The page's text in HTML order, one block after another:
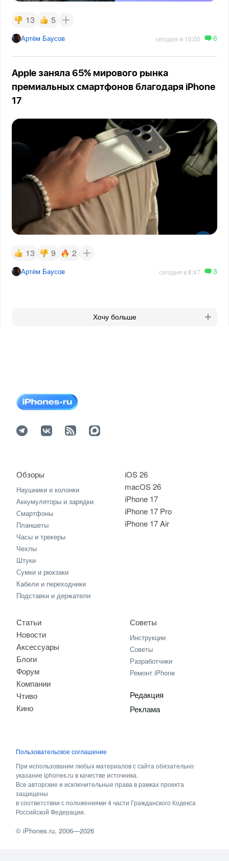
13 5
Артём Баусов сегодня в 10:00 6
Apple заняла 65% мирового рынка
премиальных смартфонов благодаря iPhone
17
13 9 2
Артём Баусов сегодня в 8:47 3
Хочу больше
iOS 26
macOS 26
iPhone 17
iPhone 17 Pro
iPhone 17 Air
Обзоры
Наушники и колонки
Аккумуляторы и зарядки
Смартфоны
Планшеты
Часы и трекеры
Чехлы
Штуки
Сумки и рюкзаки
Кабели и переходники
Подставки и держатели
Статьи
Новости
Аксессуары
Блоги
Форум
Компании
Чтиво
Кино
Советы
Инструкции
Советы
Разработчики
Ремонт iPhone
Редакция
Реклама
Пользовательское соглашение
При использовании любых материалов с сайта обязательно
указание iphones.ru в качестве источника.
Все авторские и исключительные права в рамках проекта
защищены
в соответствии с положениями 4 части Гражданского Кодекса
Российской Федерации.
©iPhones.ru, 2006—2026